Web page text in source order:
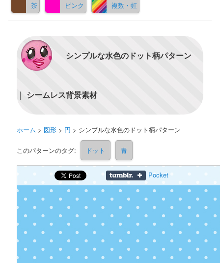
茶 ピンク 複数・虹
シンプルな水色のドット柄パターン
｜ シームレス背景素材
ホーム > 図形 > 円 > シンプルな水色のドット柄パターン
このパターンのタグ: ドット 青
Pocket